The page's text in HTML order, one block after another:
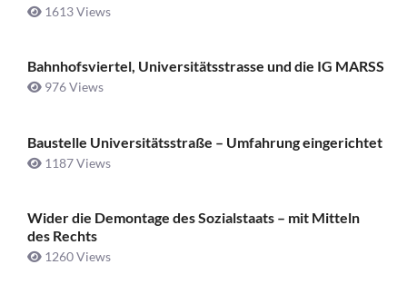
1613 Views
Bahnhofsviertel, Universitätsstrasse und die IG MARSS
976 Views
Baustelle Universitätsstraße ­– Umfahrung eingerichtet
1187 Views
Wider die Demontage des Sozialstaats – mit Mitteln
des Rechts
1260 Views